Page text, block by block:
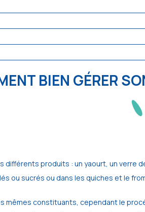
BIEN GÉRER
différents produits : un yaourt, un
ou sucrés ou dans les quiches et le
mêmes constituants, cependant le